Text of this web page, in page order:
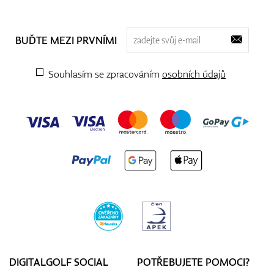
BUĎTE MEZI PRVNÍMI
Souhlasím se zpracováním osobních údajů
DIGITALGOLF SOCIAL
POTŘEBUJETE POMOCI?